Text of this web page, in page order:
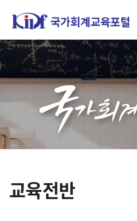
홈페이지가 새롭게 개편되
한국조세재정연구원홈페
교육전반